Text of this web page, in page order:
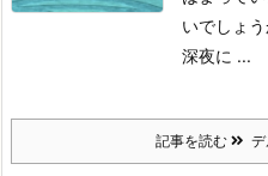
いでしょ
深夜に ...
記事を読む